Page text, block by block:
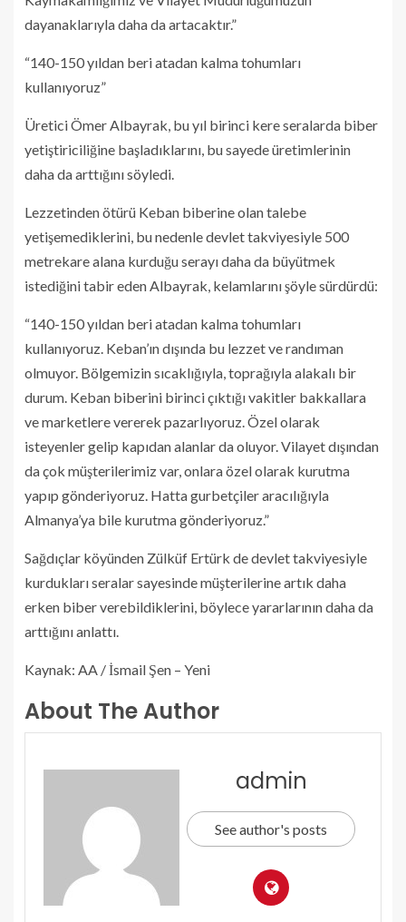
dayanaklarıyla daha da artacaktır.”
“140-150 yıldan beri atadan kalma tohumları
kullanıyoruz”
Üretici Ömer Albayrak, bu yıl birinci kere seralarda biber
yetiştiriciliğine başladıklarını, bu sayede üretimlerinin
daha da arttığını söyledi.
Lezzetinden ötürü Keban biberine olan talebe
yetişemediklerini, bu nedenle devlet takviyesiyle 500
metrekare alana kurduğu serayı daha da büyütmek
istediğini tabir eden Albayrak, kelamlarını şöyle sürdürdü:
“140-150 yıldan beri atadan kalma tohumları
kullanıyoruz. Keban’ın dışında bu lezzet ve randıman
olmuyor. Bölgemizin sıcaklığıyla, toprağıyla alakalı bir
durum. Keban biberini birinci çıktığı vakitler bakkallara
ve marketlere vererek pazarlıyoruz. Özel olarak
isteyenler gelip kapıdan alanlar da oluyor. Vilayet dışından
da çok müşterilerimiz var, onlara özel olarak kurutma
yapıp gönderiyoruz. Hatta gurbetçiler aracılığıyla
Almanya’ya bile kurutma gönderiyoruz.”
Sağdıçlar köyünden Zülküf Ertürk de devlet takviyesiyle
kurdukları seralar sayesinde müşterilerine artık daha
erken biber verebildiklerini, böylece yararlarının daha da
arttığını anlattı.
Kaynak: AA / İsmail Şen – Yeni
About The Author
admin
See author's posts